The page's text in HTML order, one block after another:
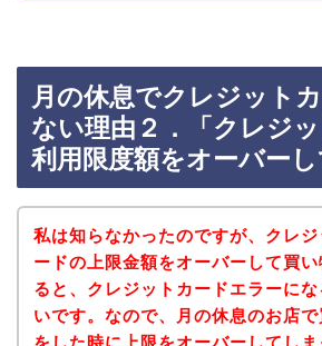
月の休息でクレジット
ない理由２．「クレジ
利用限度額をオーバーし
私は知らなかったのですが、クレジ
ードの上限金額をオーバーして買い
ると、クレジットカードエラーにな
いです。なので、月の休息のお店で
をした時に上限をオーバーしてしま